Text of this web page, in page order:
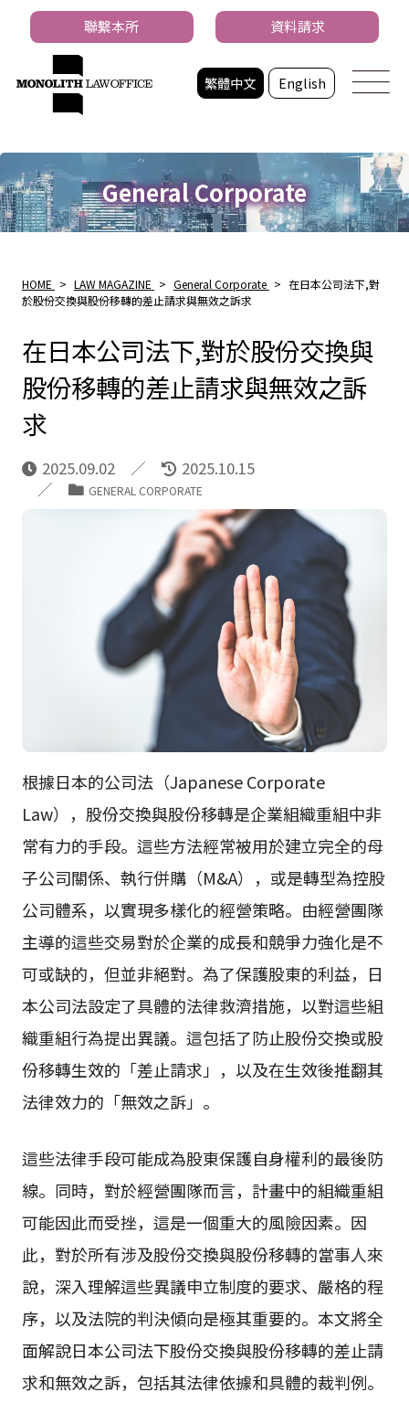
繁體中文 English
聯繫本所 資料請求
General Corporate
HOME > LAW MAGAZINE > General Corporate > 在日本公司法下,對
於股份交換與股份移轉的差止請求與無效之訴求
在日本公司法下,對於股份交換與
股份移轉的差止請求與無效之訴
求
2025.09.02 2025.10.15
GENERAL CORPORATE
根據日本的公司法（Japanese Corporate
Law），股份交換與股份移轉是企業組織重組中非
常有力的手段。這些方法經常被用於建立完全的母
子公司關係、執行併購（M&A），或是轉型為控股
公司體系，以實現多樣化的經營策略。由經營團隊
主導的這些交易對於企業的成長和競爭力強化是不
可或缺的，但並非絕對。為了保護股東的利益，日
本公司法設定了具體的法律救濟措施，以對這些組
織重組行為提出異議。這包括了防止股份交換或股
份移轉生效的「差止請求」，以及在生效後推翻其
法律效力的「無效之訴」。
這些法律手段可能成為股東保護自身權利的最後防
線。同時，對於經營團隊而言，計畫中的組織重組
可能因此而受挫，這是一個重大的風險因素。因
此，對於所有涉及股份交換與股份移轉的當事人來
說，深入理解這些異議申立制度的要求、嚴格的程
序，以及法院的判決傾向是極其重要的。本文將全
面解說日本公司法下股份交換與股份移轉的差止請
求和無效之訴，包括其法律依據和具體的裁判例。